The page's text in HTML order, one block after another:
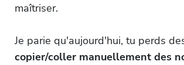
maîtriser.
Je parie qu'aujourd'hui, tu perds
copier/coller manuellement des